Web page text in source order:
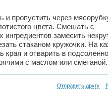
и пропустить через
цвета. Смешать с
замесить
стаканом кружочки. На
края и отварить в
с маслом или сметаной.
Отправить другу